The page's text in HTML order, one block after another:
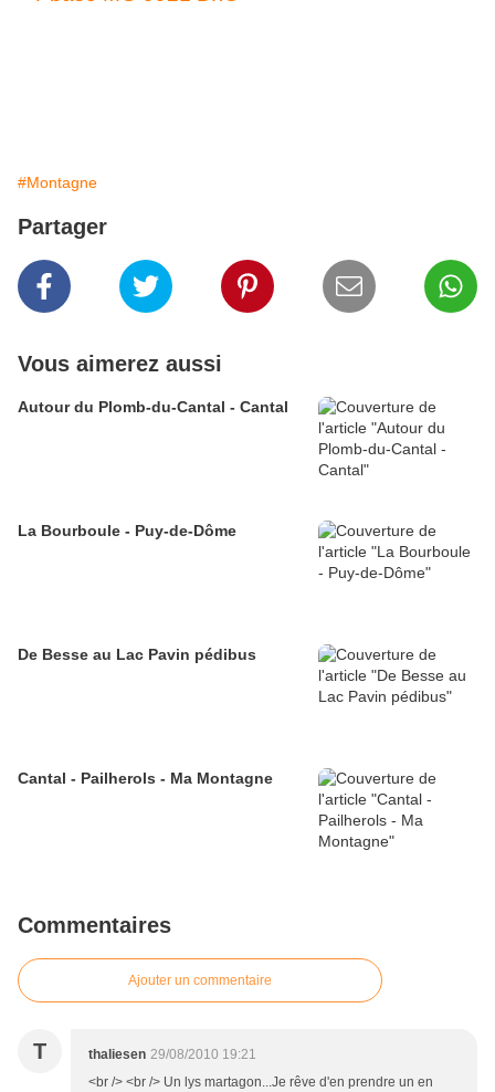
#Montagne
Partager
Vous aimerez aussi
Autour du Plomb-du-Cantal - Cantal
La Bourboule - Puy-de-Dôme
De Besse au Lac Pavin pédibus
Cantal - Pailherols - Ma Montagne
Commentaires
Ajouter un commentaire
T thaliesen 29/08/2010 19:21
<br /> <br /> Un lys martagon...Je rêve d'en prendre un en